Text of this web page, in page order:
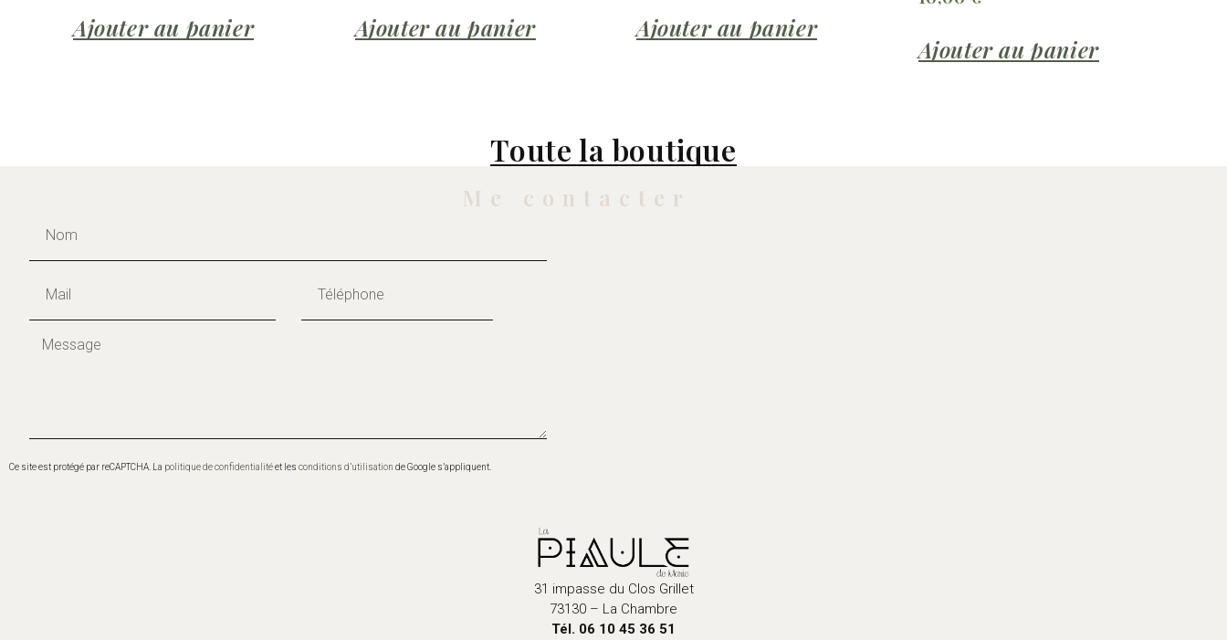
Ajouter au panier Ajouter au panier Ajouter au panier
Ajouter au panier
Toute la boutique
Me contacter
Envoyer
Ce site est protégé par reCAPTCHA. La politique de confidentialitéet les conditions d’utilisation de Google s’appliquent.
31 impasse du Clos Grillet
73130 – La Chambre
Tél. 06 10 45 36 51